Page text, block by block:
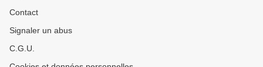
Contact
Signaler un abus
C.G.U.